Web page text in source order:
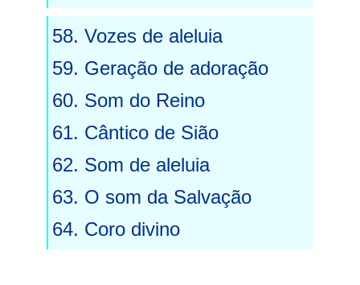
58. Vozes de aleluia
59. Geração de adoração
60. Som do Reino
61. Cântico de Sião
62. Som de aleluia
63. O som da Salvação
64. Coro divino